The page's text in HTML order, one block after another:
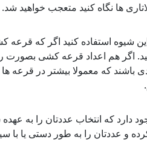
ها نگاه کنید متعجب خواهید شد.
شیوه استفاده کنید اگر که
اگر هم اعداد قرعه کشی بصورت
باشند که معمولا بیشتر در قرعه
دارد که انتخاب عددتان را به
و عددتان را به طور دستی یا با